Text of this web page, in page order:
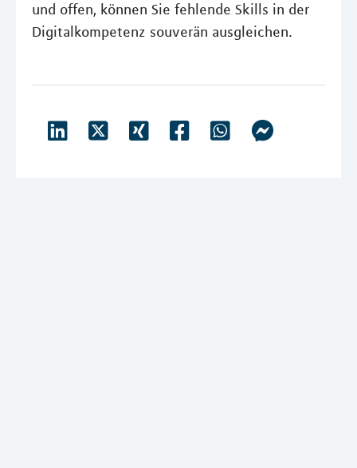
und offen, können Sie fehlende Skills in der
Digitalkompetenz souverän ausgleichen.